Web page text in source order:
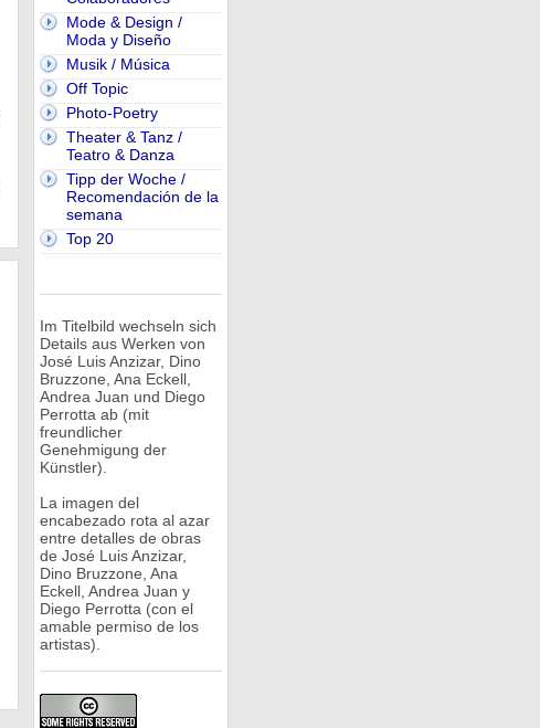
Mode & Design /
Moda y Diseño
Musik / Música
Off Topic
Photo-Poetry
Theater & Tanz /
Teatro & Danza
Tipp der Woche /
Recomendación de la
semana
Top 20
Im Titelbild wechseln sich
Details aus Werken von
José Luis Anzizar, Dino
Bruzzone, Ana Eckell,
Andrea Juan und Diego
Perrotta ab (mit
freundlicher
Genehmigung der
Künstler).
La imagen del
encabezado rota al azar
entre detalles de obras
de José Luis Anzizar,
Dino Bruzzone, Ana
Eckell, Andrea Juan y
Diego Perrotta (con el
amable permiso de los
artistas).